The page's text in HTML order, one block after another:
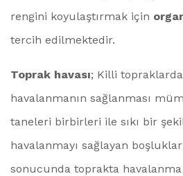
rengini koyulaştırmak için
tercih edilmektedir.
Toprak havası; Killi
havalanmanın sağlanması
taneleri birbirleri ile sıkı bir
havalanmayı sağlayan
sonucunda toprakta havalanma